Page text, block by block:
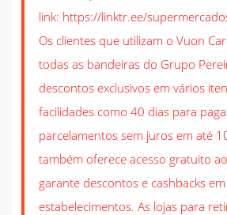
link: https://linktr.ee/
Os clientes que utilizam o Vuon
todas as bandeiras do Grupo
descontos exclusivos em vários
facilidades como 40 dias para
parcelamentos sem juros em até
também oferece acesso gratuito
garante descontos e cashbacks
estabelecimentos. As lojas para